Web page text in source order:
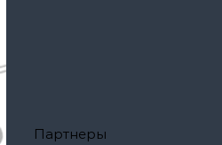
Партнеры